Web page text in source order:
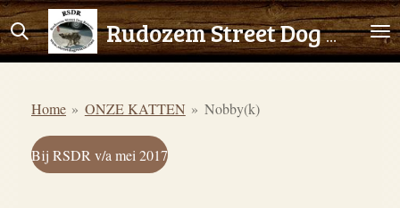
Ga
direct
hoofdinhoud
Rudozem Street Dog Rescue
Home » ONZE KATTEN » Nobby(k)
Bij RSDR v/a mei 2017